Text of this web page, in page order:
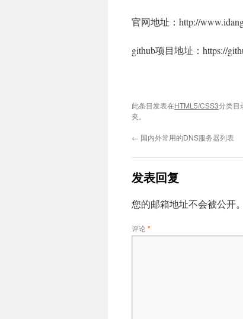
官网地址：http://
github项目地址：https://
此条目发表在HTML5/CSS3分类目
夹。
← 国内外常用的DNS服务器列表
发表回复
您的邮箱地址不会被公开。
评论*